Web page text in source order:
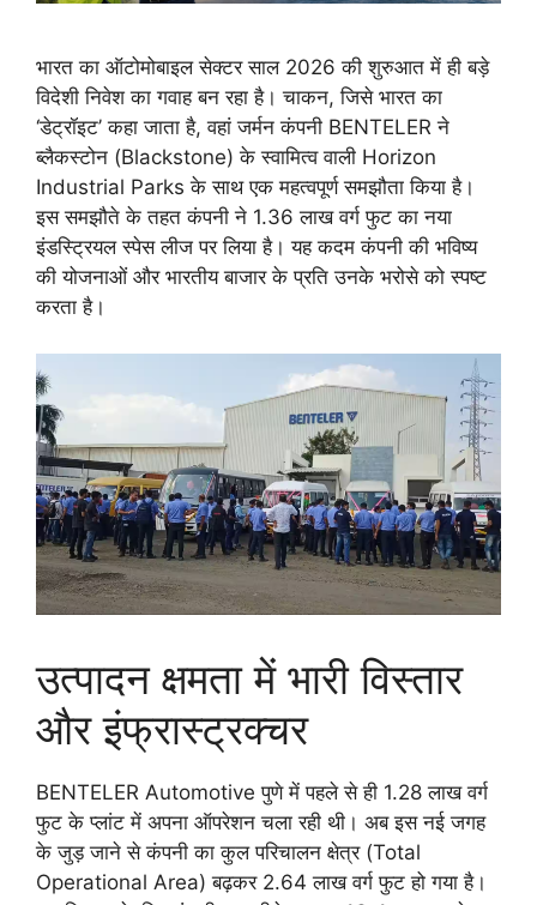
भारत का ऑटोमोबाइल सेक्टर साल 2026 की शुरुआत में ही बड़े
विदेशी निवेश का गवाह बन रहा है। चाकन, जिसे भारत का
‘डेट्रॉइट’ कहा जाता है, वहां जर्मन कंपनी BENTELER ने
ब्लैकस्टोन (Blackstone) के स्वामित्व वाली Horizon
Industrial Parks के साथ एक महत्वपूर्ण समझौता किया है।
इस समझौते के तहत कंपनी ने 1.36 लाख वर्ग फुट का नया
इंडस्ट्रियल स्पेस लीज पर लिया है। यह कदम कंपनी की भविष्य
की योजनाओं और भारतीय बाजार के प्रति उनके भरोसे को स्पष्ट
करता है।
उत्पादन क्षमता में भारी विस्तार
और इंफ्रास्ट्रक्चर
BENTELER Automotive पुणे में पहले से ही 1.28 लाख वर्ग
फुट के प्लांट में अपना ऑपरेशन चला रही थी। अब इस नई जगह
के जुड़ जाने से कंपनी का कुल परिचालन क्षेत्र (Total
Operational Area) बढ़कर 2.64 लाख वर्ग फुट हो गया है।